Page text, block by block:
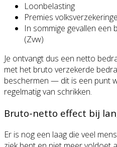
Loonbelasting
Premies
In sommige gevallen een
(Zvw)
Je ontvangt dus een netto
met het bruto verzekerde
beschermen — dit is een punt
regelmatig van schrikken.
Bruto-netto effect bij
Er is nog een laag die veel